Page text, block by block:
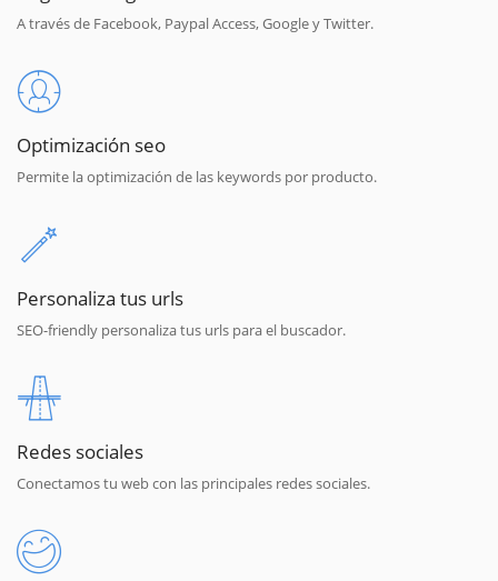
A través de Facebook, Paypal Access, Google y Twitter.
Optimización seo
Permite la optimización de las keywords por producto.
Personaliza tus urls
SEO-friendly personaliza tus urls para el buscador.
Redes sociales
Conectamos tu web con las principales redes sociales.